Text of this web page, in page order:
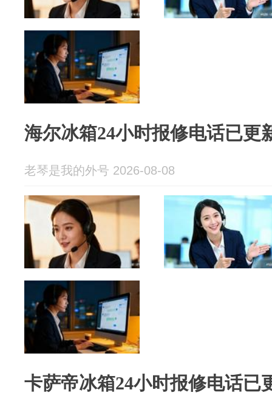
海尔冰箱24小时报修电话已更
老琴是我的外号 2026-08-08
卡萨帝冰箱24小时报修电话已